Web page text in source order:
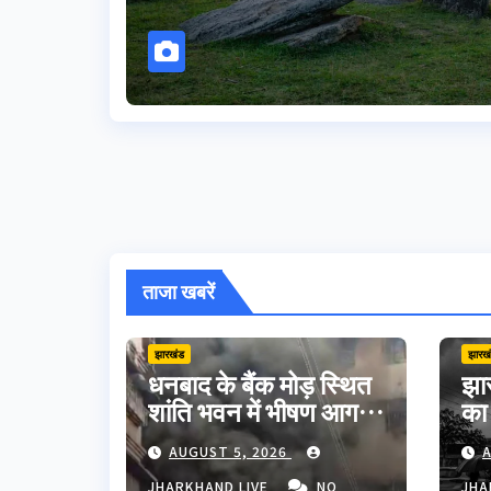
ताजा खबरें
झारखंड
धनबाद के बैंक मोड़ स्थित
शांति भवन में भीषण आग,
शॉर्ट सर्किट से मची अफरा-
तफरी; बड़ा हादसा टला
AUGUST 5, 2026
JHARKHAND LIVE
NO